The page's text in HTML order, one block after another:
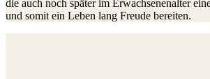
die auch noch später im Erwachsenenalter
und somit ein Leben lang Freude bereiten.